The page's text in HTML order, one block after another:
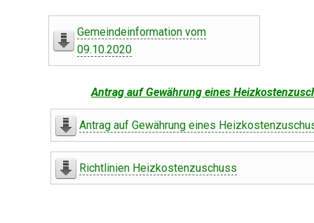
Gemeindeinformation vom
09.10.2020
Antrag auf Gewährung eines
Antrag auf Gewährung eines
Richtlinien Heizkostenzuschuss